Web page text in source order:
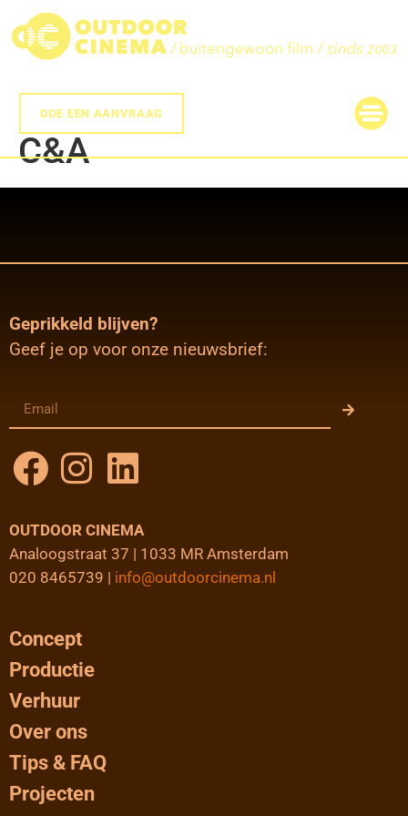
DOE EEN AANVRAAG
C&A
Geprikkeld blijven?
Geef je op voor onze nieuwsbrief:
OUTDOOR CINEMA
Analoogstraat 37 | 1033 MR Amsterdam
020 8465739 | info@outdoorcinema.nl
Concept
Productie
Verhuur
Over ons
Tips & FAQ
Projecten